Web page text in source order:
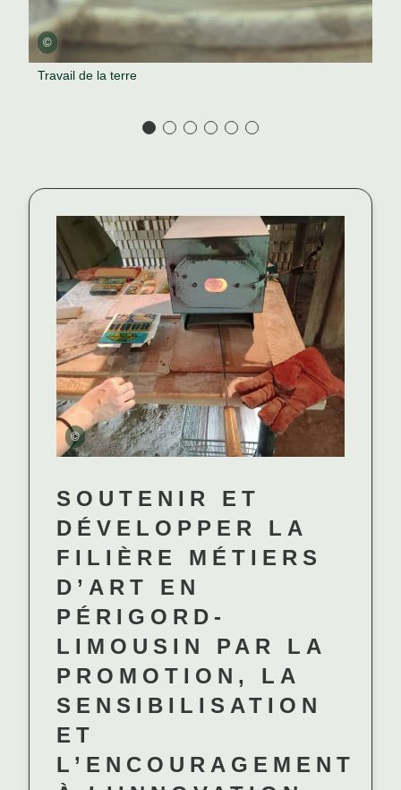
©
Travail de la terre
SOUTENIR ET
DÉVELOPPER LA
FILIÈRE MÉTIERS
D’ART EN
PÉRIGORD-
LIMOUSIN PAR LA
PROMOTION, LA
SENSIBILISATION
ET
L’ENCOURAGEMENT
©